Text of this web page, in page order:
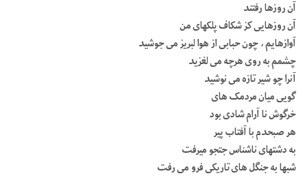
آن روزها رفتند
آن روزهایی کز شکاف پلکهای من
آوازهایم ، چون حبابی از هوا لبریز می جوشید
چشمم به روی هرچه می لغزید
آنرا چو شیر تازه می نوشید
گویی میان مردمک های
خرگوش نا آرام شادی بود
هر صبحدم با آفتاب پیر
به دشتهای ناشناس جتجو میرفت
شبها به جنگل های تاریکی فرو می رفت